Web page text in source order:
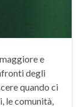
e
degli
quando ci
le comunità,